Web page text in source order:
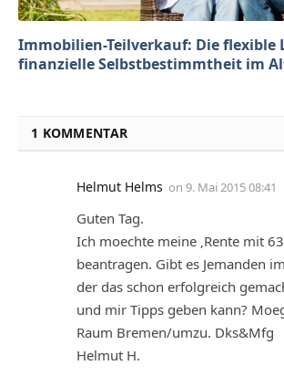
Immobilien-Teilverkauf: Die flexible
finanzielle Selbstbestimmtheit im
1 KOMMENTAR
Helmut Helms on 9. Mai 2015 08:41
Guten Tag.
Ich moechte meine ‚Rente mit
beantragen. Gibt es Jemanden
der das schon erfolgreich
und mir Tipps geben kann?
Raum Bremen/umzu. Dks&Mfg
Helmut H.